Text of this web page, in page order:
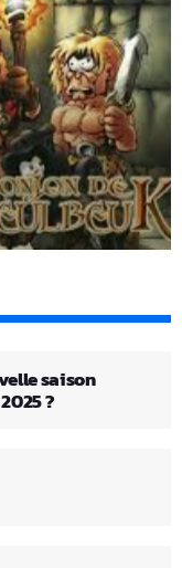
saison
?